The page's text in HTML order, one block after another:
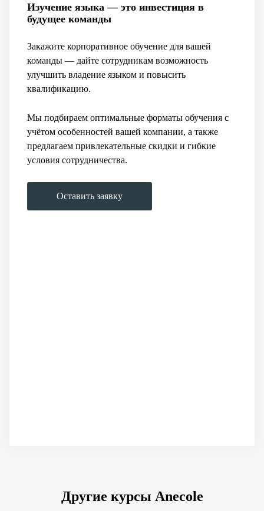
Изучение языка — это инвестиция в
будущее команды
Закажите корпоративное обучение для вашей
команды — дайте сотрудникам возможность
улучшить владение языком и повысить
квалификацию.
Мы подбираем оптимальные форматы обучения с
учётом особенностей вашей компании, а также
предлагаем привлекательные скидки и гибкие
условия сотрудничества.
Оставить заявку
Другие курсы Anecole